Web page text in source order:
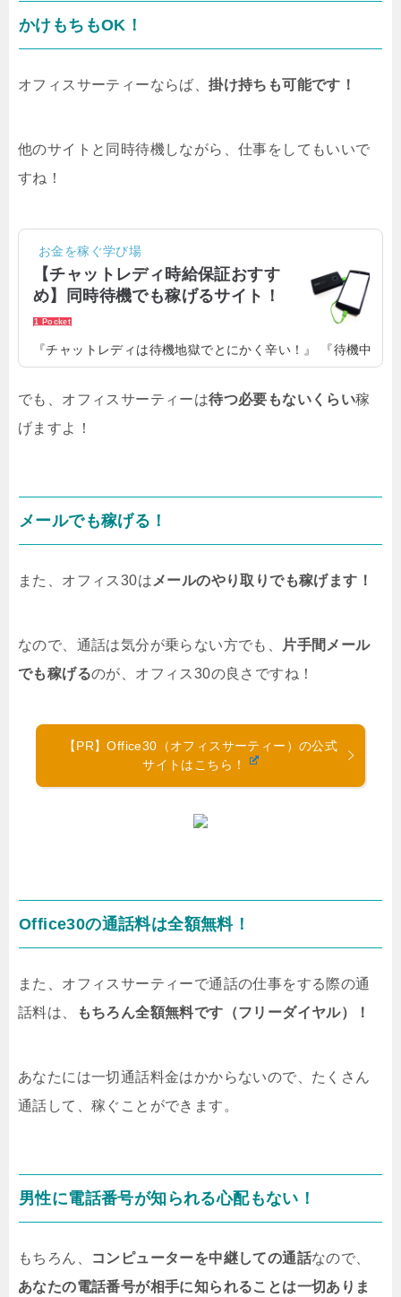
かけもちもOK！
オフィスサーティーならば、掛け持ちも可能です！
他のサイトと同時待機しながら、仕事をしてもいいで
すね！
お金を稼ぐ学び場
【チャットレディ時給保証おすす
め】同時待機でも稼げるサイト！
1 Pocket
『チャットレディは待機地獄でとにかく辛い！』 『待機中
は時給が発生しないから稼げない！』 『時給保証あるサイ
トで同時待機しながら稼ぎたい！』そう思うチャットレデ
ィも少なくないですよね。そこで今回は、チャットレディ
が同時待機中に稼ぐコツについて、詳しくお伝えします
は、複数のサイトを使用して同時...
でも、オフィスサーティーは待つ必要もないくらい稼
げますよ！
メールでも稼げる！
また、オフィス30は メールのやり取りでも稼げます！
なので、通話は気分が乗らない方でも、
片手間メール
でも稼げるのが、オフィス30の良さですね！
【PR】Office30（オフィスサーティー）の公式
サイトはこちら！
Office30の通話料は全額無料！
また、オフィスサーティーで通話の仕事をする際の通
話料は、
もちろん全額無料です（フリーダイヤル）！
あなたには一切通話料金はかからないので、たくさん
通話して、稼ぐことができます。
男性に電話番号が知られる心配もない！
もちろん、 コンピューターを中継しての通話なので、
あなたの電話番号が相手に知られることは一切ありま